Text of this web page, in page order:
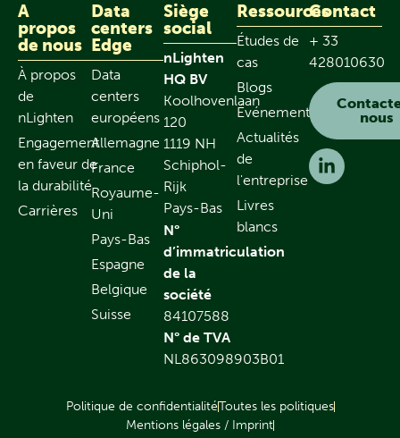
A
propos
de nous
À propos
de
nLighten
Engagement
en faveur de
la durabilité
Carrières
Data
centers
Edge
Data
centers
européens
Allemagne
France
Royaume-
Uni
Pays-Bas
Espagne
Belgique
Suisse
Siège
social
nLighten
HQ BV
Koolhovenlaan
120
1119 NH
Schiphol-
Rijk
Pays-Bas
N°
d’immatriculation
de la
société
84107588
N° de TVA
NL863098903B01
Ressources
Études de
cas
Blogs
Événements
Actualités
de
l'entreprise
Livres
blancs
Contact
+ 33
428010630
nous
Politique de confidentialitéToutes les politiques
Mentions légales / Imprint